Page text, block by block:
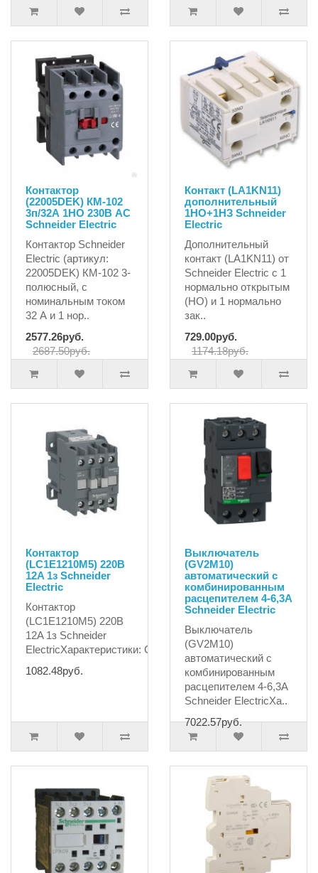
Контактор
(22005DEK) КМ-102
3п/32А 1НО 230В AC
Schneider Electric
Контактор Schneider
Electric (артикул:
22005DEK) КМ-102 3-
полюсный, с
номинальным током
32 А и 1 нор..
2577.26руб.
2687.50руб.
Контакт (LA1KN11)
дополнительный
1НО+1НЗ Schneider
Electric
Дополнительный
контакт (LA1KN11) от
Schneider Electric с 1
нормально открытым
(НО) и 1 нормально
зак..
729.00руб.
1174.18руб.
Контактор
(LC1E1210M5) 220B
12A 1з Schneider
Electric
Контактор
(LC1E1210M5) 220B
12A 1з Schneider
ElectricХарактеристики: СерияEasyPactНаимен..
1082.48руб.
Выключатель
(GV2M10)
автоматический с
комбинированным
расцепителем 4-6,3A
Schneider Electric
Выключатель
(GV2M10)
автоматический с
комбинированным
расцепителем 4-6,3A
Schneider ElectricХа..
7022.57руб.